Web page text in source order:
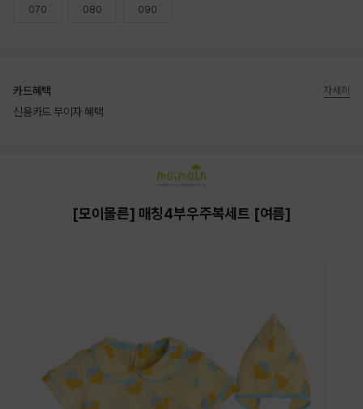
070 080 090
카드혜택
신용카드 무이자 혜택
자세히
[모이몰른] 매칭4부우주복세트 [여름]